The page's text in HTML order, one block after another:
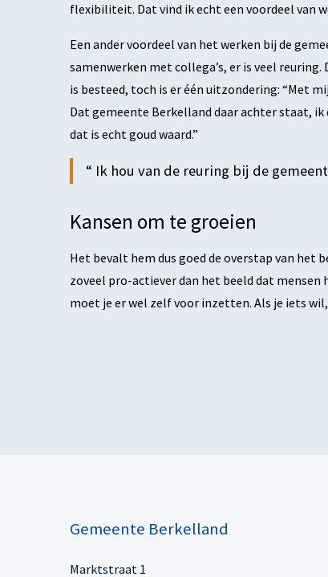
flexibiliteit. Dat vind ik echt een voordeel van
Een ander voordeel van het werken bij de
samenwerken met collega’s, er is veel
is besteed, toch is er één uitzondering: “Met
Dat gemeente Berkelland daar achter staat,
dat is echt goud waard.”
Ik hou van de reuring bij de
Kansen om te groeien
Het bevalt hem dus goed de overstap van het
zoveel pro-actiever dan het beeld dat mensen
moet je er wel zelf voor inzetten. Als je iets
Gemeente Berkelland
Marktstraat 1